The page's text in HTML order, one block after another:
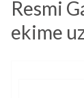
Resmi
ekime